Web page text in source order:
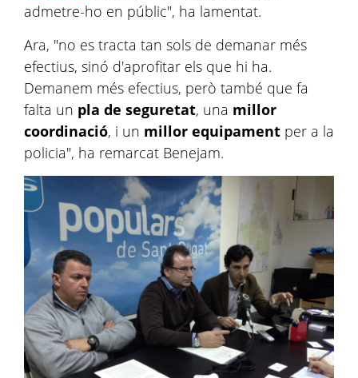
admetre-ho en públic", ha lamentat.
Ara, "no es tracta tan sols de demanar més
efectius, sinó d'aprofitar els que hi ha.
Demanem més efectius, però també que fa
falta un pla de seguretat, una millor
coordinació, i un millor equipament per a la
policia", ha remarcat Benejam.